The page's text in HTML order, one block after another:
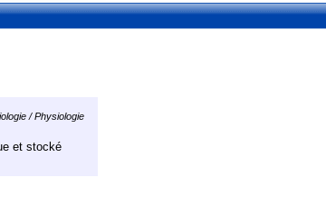
/ Physiologie
et stocké